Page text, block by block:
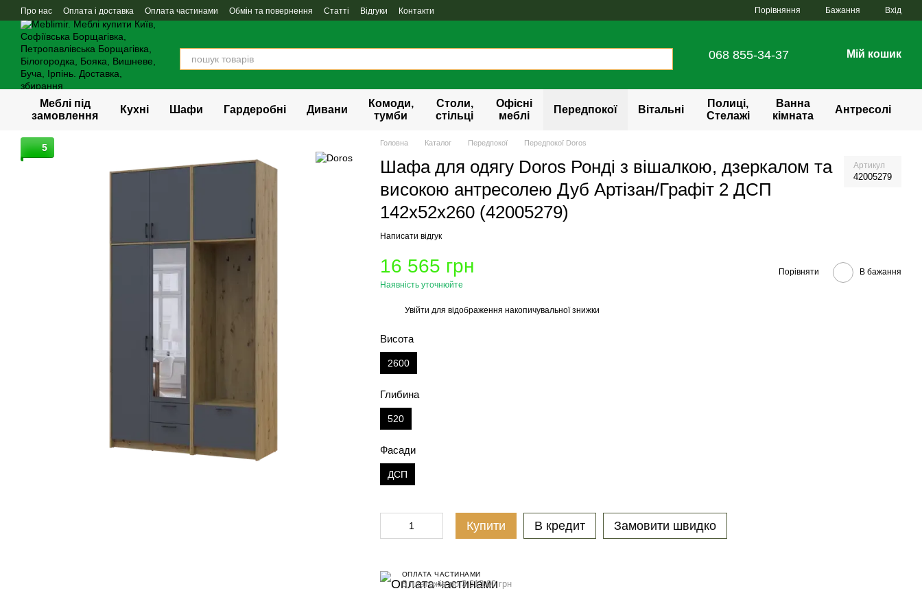
Перейти до основного контенту
Про нас Оплата і доставка Оплата частинами Обмін та повернення Статті Відгуки Контакти Порівняння Бажання Вхід
068 855-34-37 Мій кошик
Меблі під
замовлення
Кухні Шафи Гардеробні Дивани
Комоди,
тумби
Столи,
стільці
Офісні
меблі
Передпокої Вітальні
Полиці,
Стелажі
Ванна
кімната
Антресолі
5 Головна Каталог Передпокої Передпокої Doros
Шафа для одягу Doros Ронді з вішалкою, дзеркалом та
високою антресолею Дуб Артізан/Графіт 2 ДСП
142х52х260 (42005279)
Артикул
42005279
Написати відгук
16 565 грн
Наявність уточнюйте
Порівняти В бажання
Увійти для відображення накопичувальної знижки
Висота
2600
Глибина
520
Фасади
ДСП
Купити В кредит Замовити швидко
ОПЛАТА ЧАСТИНАМИ
5 платежів по 3 313.00 грн